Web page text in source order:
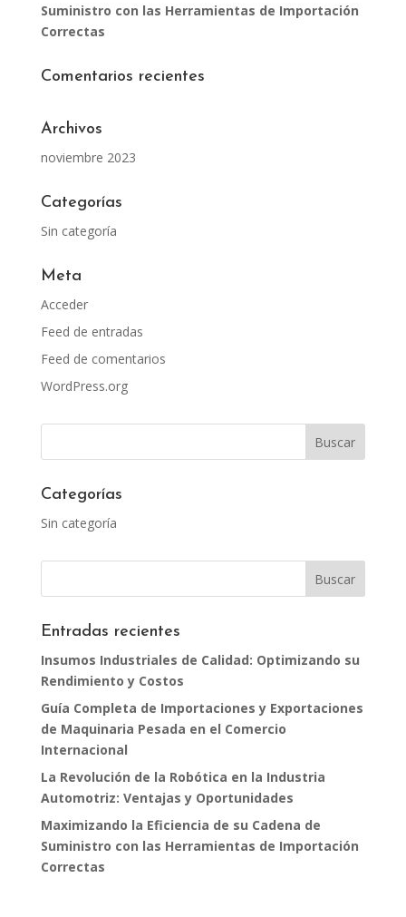
Suministro con las Herramientas de Importación
Correctas
Comentarios recientes
Archivos
noviembre 2023
Categorías
Sin categoría
Meta
Acceder
Feed de entradas
Feed de comentarios
WordPress.org
Categorías
Sin categoría
Entradas recientes
Insumos Industriales de Calidad: Optimizando su
Rendimiento y Costos
Guía Completa de Importaciones y Exportaciones
de Maquinaria Pesada en el Comercio
Internacional
La Revolución de la Robótica en la Industria
Automotriz: Ventajas y Oportunidades
Maximizando la Eficiencia de su Cadena de
Suministro con las Herramientas de Importación
Correctas